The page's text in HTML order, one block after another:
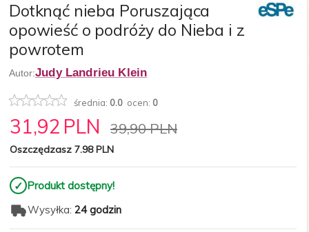
Dotknąć nieba Poruszająca
opowieść o podróży do Nieba i z
powrotem
Autor:Judy Landrieu Klein
średnia: 0.0 ocen: 0
31,92 PLN 39,90 PLN
Oszczędzasz 7.98 PLN
✓ Produkt dostępny!
Wysyłka: 24 godzin